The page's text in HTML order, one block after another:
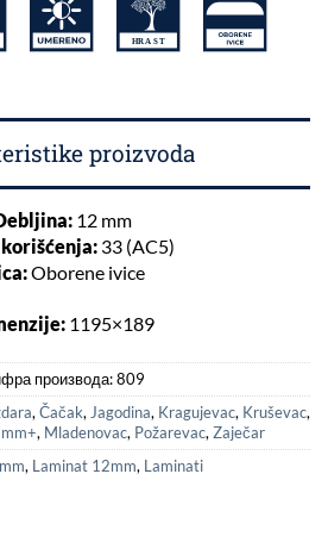
proizvoda
12 mm
33 (AC5)
Oborene ivice
1195×189
производа:809
, Čačak, Jagodina, Kragujevac, Kruševac,
, Mladenovac, Požarevac, Zaječar
, Laminat 12mm, Laminati